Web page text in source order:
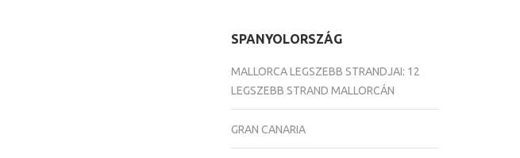
SPANYOLORSZÁG
MALLORCA LEGSZEBB STRANDJAI: 12
LEGSZEBB STRAND MALLORCÁN
GRAN CANARIA